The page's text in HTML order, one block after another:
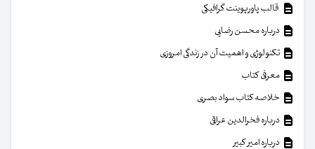
قالب پاورپوینت گرافیکی
درباره محسن رضایی
تکنولوژی و اهمیت آن در زندگی امروزی
معرفی کتاب
خلاصه کتاب سواد بصری
درباره فخرالدین عراقی
درباره امیر کبیر